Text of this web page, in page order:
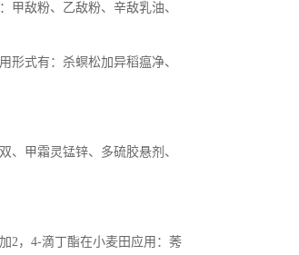
甲敌粉、乙敌粉、辛敌乳油、
形式有：杀螟松加异稻瘟净、
、甲霜灵锰锌、多硫胶悬剂、
2，4-滴丁酯在小麦田应用：莠